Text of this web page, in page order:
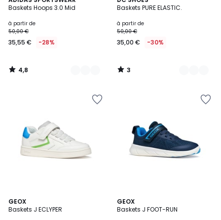
Baskets Hoops 3.0 Mid
à partir de
50,00 €
35,55 € -28%
/ 5
Couleurs
4,8
/
Baskets PURE ELASTIC.
à partir de
50,00 €
35,00 € -30%
/
Couleurs
3
/
GEOX
Baskets J ECLYPER
5
/
2
Couleurs
GEOX
Baskets J FOOT-RUN
3
Couleurs